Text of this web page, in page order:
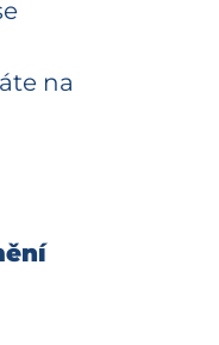
na